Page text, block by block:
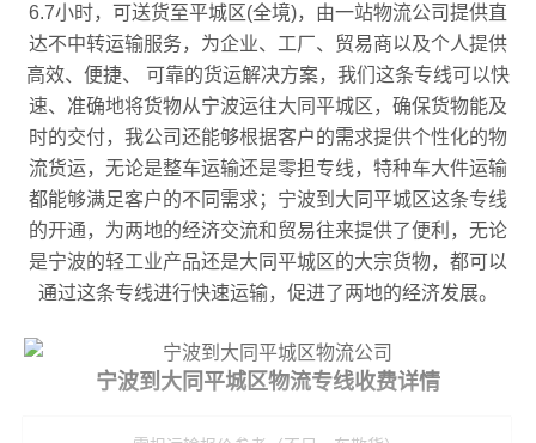
6.7小时，可送货至平城区(全境)，由一站物流公司提供直
达不中转运输服务，为企业、工厂、贸易商以及个人提供
高效、便捷、 可靠的货运解决方案，我们这条专线可以快
速、准确地将货物从宁波运往大同平城区，确保货物能及
时的交付，我公司还能够根据客户的需求提供个性化的物
流货运，无论是整车运输还是零担专线，特种车大件运输
都能够满足客户的不同需求；宁波到大同平城区这条专线
的开通，为两地的经济交流和贸易往来提供了便利，无论
是宁波的轻工业产品还是大同平城区的大宗货物，都可以
通过这条专线进行快速运输，促进了两地的经济发展。
宁波到大同平城区物流专线收费详情